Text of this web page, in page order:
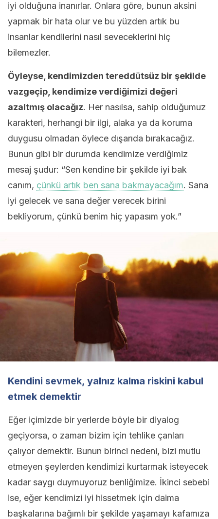
iyi olduğuna inanırlar. Onlara göre, bunun aksini
yapmak bir hata olur ve bu yüzden artık bu
insanlar kendilerini nasıl seveceklerini hiç
bilemezler.
Öyleyse, kendimizden tereddütsüz bir şekilde
vazgeçip, kendimize verdiğimizi değeri
azaltmış olacağız. Her nasılsa, sahip olduğumuz
karakteri, herhangi bir ilgi, alaka ya da koruma
duygusu olmadan öylece dışarıda bırakacağız.
Bunun gibi bir durumda kendimize verdiğimiz
mesaj şudur: “Sen kendine bir şekilde iyi bak
canım, çünkü artık ben sana bakmayacağım. Sana
iyi gelecek ve sana değer verecek birini
bekliyorum, çünkü benim hiç yapasım yok.”
Kendini sevmek, yalnız kalma riskini kabul
etmek demektir
Eğer içimizde bir yerlerde böyle bir diyalog
geçiyorsa, o zaman bizim için tehlike çanları
çalıyor demektir. Bunun birinci nedeni, bizi mutlu
etmeyen şeylerden kendimizi kurtarmak isteyecek
kadar saygı duymuyoruz benliğimize. İkinci sebebi
ise, eğer kendimizi iyi hissetmek için daima
başkalarına bağımlı bir şekilde yaşamayı kafamıza